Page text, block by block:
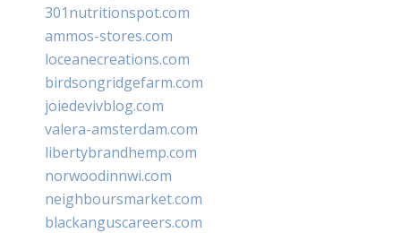
301nutritionspot.com
ammos-stores.com
loceanecreations.com
birdsongridgefarm.com
joiedevivblog.com
valera-amsterdam.com
libertybrandhemp.com
norwoodinnwi.com
neighboursmarket.com
blackanguscareers.com